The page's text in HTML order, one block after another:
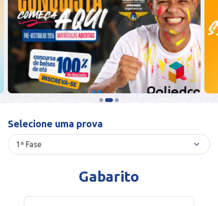
Selecione uma prova
Gabarito